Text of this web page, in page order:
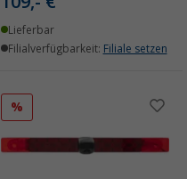
Lieferbar
Filialverfügbarkeit: Filiale setzen
%